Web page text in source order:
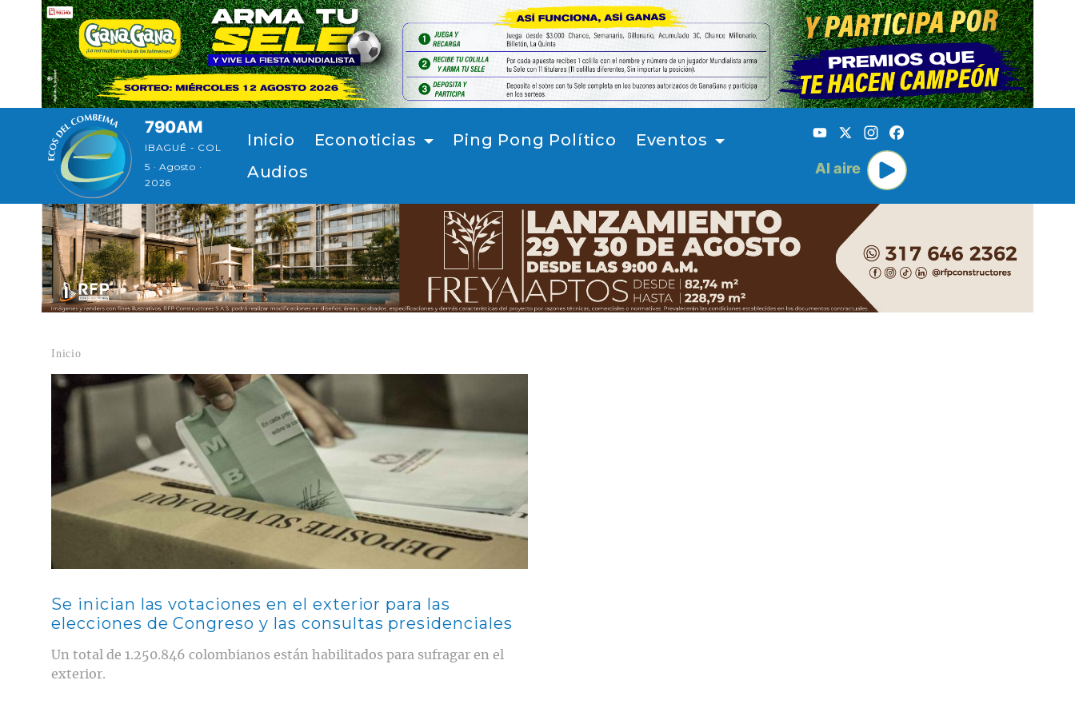
Pasar al contenido principal
790AM
IBAGUÉ - COL
5 · Agosto ·
2026
Inicio Econoticias Ping Pong Político
Eventos
Audios
YouTube
X Instagram
Al aire
Inicio
Contenido multimedia principal
Se inician las votaciones en el exterior para las
elecciones de Congreso y las consultas presidenciales
Un total de 1.250.846 colombianos están habilitados para sufragar en el
exterior.